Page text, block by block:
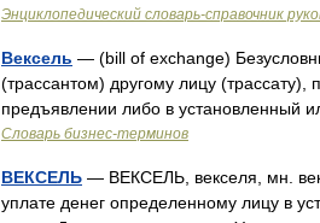
Энциклопедический словарь-справочник
Вексель — (bill of exchange)
(трассантом) другому лицу
предъявлении либо в установленный
Словарь бизнес-терминов
ВЕКСЕЛЬ — ВЕКСЕЛЬ, векселя, мн.
уплате денег определенному лицу в